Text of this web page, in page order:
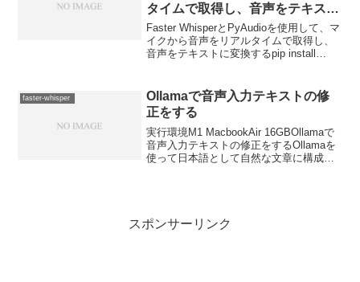
タイムで取得し、音声をテキスト
に変換する
Faster WhisperとPyAudioを使用して、マ
イクから音声をリアルタイムで取得し、
音声をテキストに変換するpip install
faster-whisper
Ollamaで音声入力テキストの修
正をする
実行環境M1 MacbookAir 16GBOllamaで
音声入力テキストの修正をするOllamaを
使って日本語として自然な文章に構成す
スポンサーリンク